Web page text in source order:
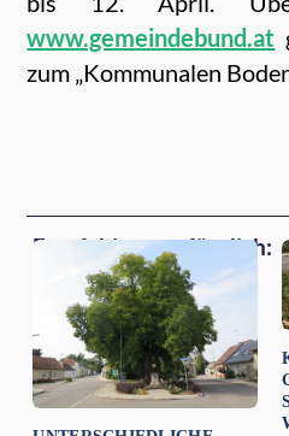
www.gemeindebund.at
zum „Kommunalen
Empfehlungen für dich: